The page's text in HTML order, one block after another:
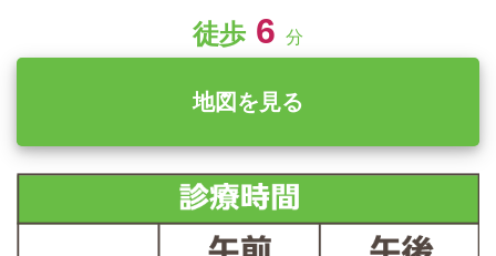
徒歩 6 分
地図を見る